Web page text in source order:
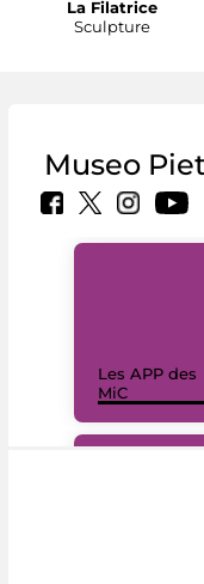
La Filatrice
Sculpture
Museo
Les APP des
MiC